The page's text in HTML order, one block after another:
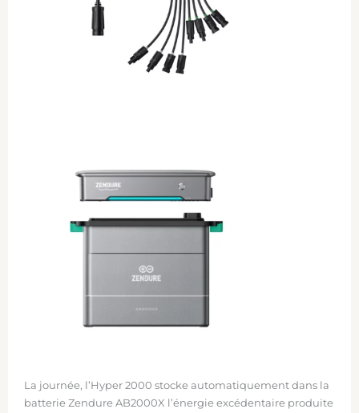
La journée, l’Hyper 2000 stocke automatiquement dans la
batterie Zendure AB2000X l’énergie excédentaire produite